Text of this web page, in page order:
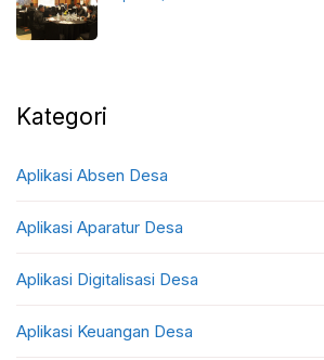
Kategori
Aplikasi Absen Desa
Aplikasi Aparatur Desa
Aplikasi Digitalisasi Desa
Aplikasi Keuangan Desa